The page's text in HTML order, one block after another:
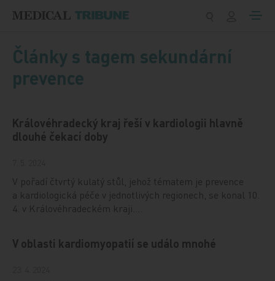
Články s tagem sekundární
prevence
Královéhradecký kraj řeší v kardiologii hlavně
dlouhé čekací doby
V pořadí čtvrtý kulatý stůl, jehož tématem je prevence
a kardiologická péče v jednotlivých regionech, se konal 10.
4. v Královéhradeckém kraji.…
V oblasti kardiomyopatií se událo mnohé